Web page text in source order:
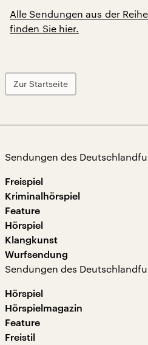
Alle Sendungen aus der
finden Sie hier.
Zur Startseite
Sendungen des
Freispiel
Kriminalhörspiel
Feature
Hörspiel
Klangkunst
Wurfsendung
Sendungen des
Hörspiel
Hörspielmagazin
Feature
Freistil